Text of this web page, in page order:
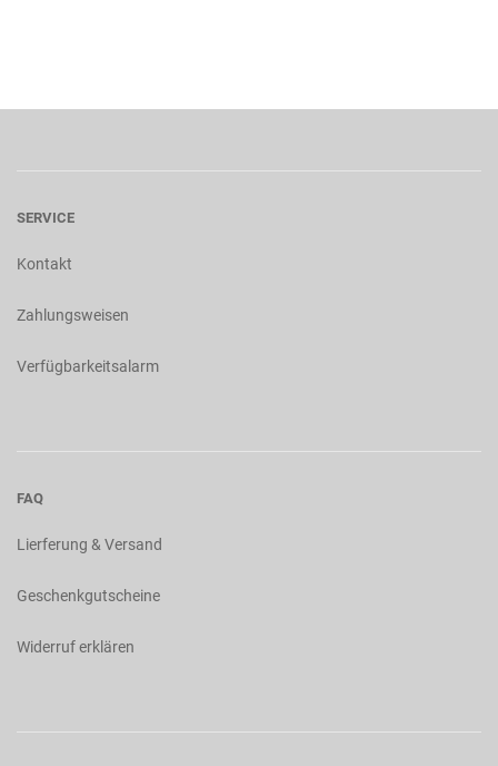
SERVICE
Kontakt
Zahlungsweisen
Verfügbarkeitsalarm
FAQ
Lierferung & Versand
Geschenkgutscheine
Widerruf erklären